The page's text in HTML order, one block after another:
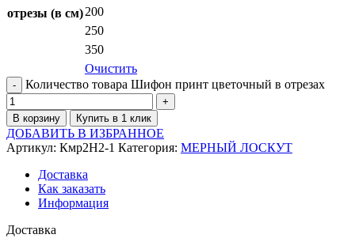
отрезы (в см)200
250
350
Очистить
Количество товара Шифон принт цветочный в отрезах
В корзину Купить в 1 клик
ДОБАВИТЬ В ИЗБРАННОЕ
Артикул: Кмр2Н2-1 Категория: МЕРНЫЙ ЛОСКУТ
Доставка
Как заказать
Информация
Доставка